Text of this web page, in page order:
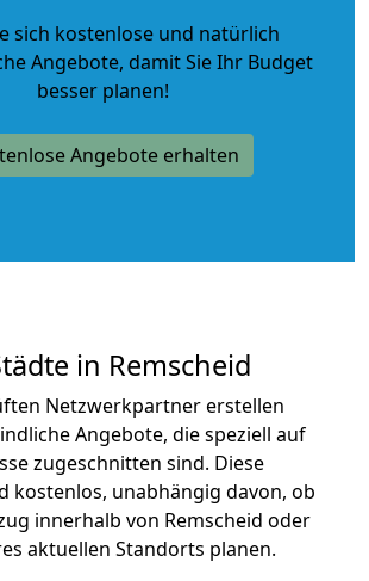
sich kostenlose und natürlich
Angebote, damit Sie Ihr Budget
besser planen!
Angebote erhalten
in Remscheid
Netzwerkpartner erstellen
Angebote, die speziell auf
zugeschnitten sind. Diese
kostenlos, unabhängig davon, ob
innerhalb von Remscheid oder
aktuellen Standorts planen.